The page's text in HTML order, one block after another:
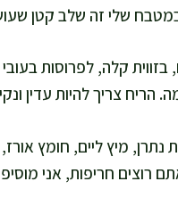
שלי זה שלב קטן
הריח צריך להיות עדין
מיץ ליים, חומץ אורז,
רוצים חריפות, אני